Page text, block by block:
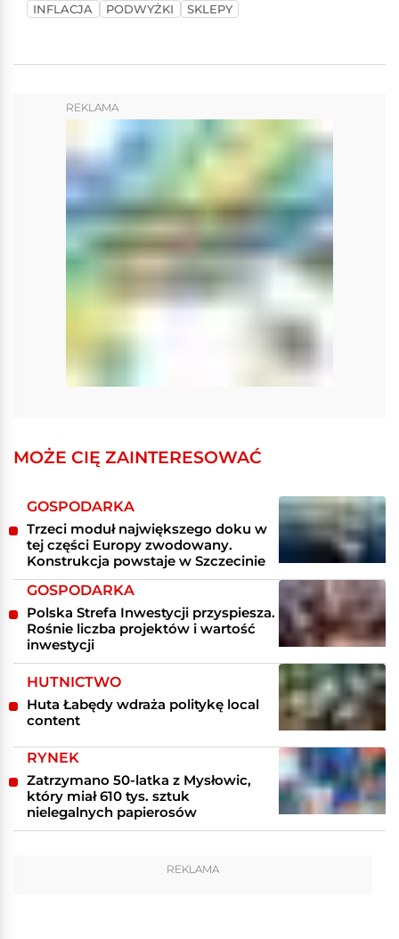
INFLACJA
PODWYŻKI SKLEPY
REKLAMA
MOŻE CIĘ ZAINTERESOWAĆ
GOSPODARKA
Trzeci moduł największego doku w
tej części Europy zwodowany.
Konstrukcja powstaje w Szczecinie
GOSPODARKA
Polska Strefa Inwestycji przyspiesza.
Rośnie liczba projektów i wartość
inwestycji
HUTNICTWO
Huta Łabędy wdraża politykę local
content
RYNEK
Zatrzymano 50-latka z Mysłowic,
który miał 610 tys. sztuk
nielegalnych papierosów
REKLAMA